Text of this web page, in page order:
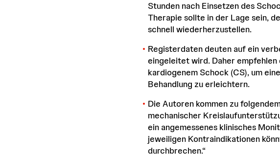
Stunden nach Einsetzen des
Therapie sollte in der Lage sein,
schnell wiederherzustellen.
Registerdaten deuten auf ein
eingeleitet wird. Daher
kardiogenem Schock (CS), um
Behandlung zu erleichtern.
Die Autoren kommen zu
mechanischer
ein angemessenes klinisches
jeweiligen Kontraindikationen
durchbrechen.“